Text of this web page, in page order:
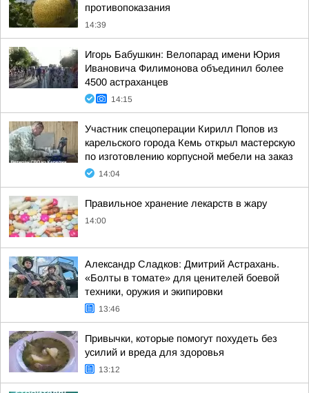
противопоказания
14:39
Игорь Бабушкин: Велопарад имени Юрия
Ивановича Филимонова объединил более
4500 астраханцев
14:15
Участник спецоперации Кирилл Попов из
карельского города Кемь открыл мастерскую
по изготовлению корпусной мебели на заказ
14:04
Правильное хранение лекарств в жару
14:00
Александр Сладков: Дмитрий Астрахань.
«Болты в томате» для ценителей боевой
техники, оружия и экипировки
13:46
Привычки, которые помогут похудеть без
усилий и вреда для здоровья
13:12